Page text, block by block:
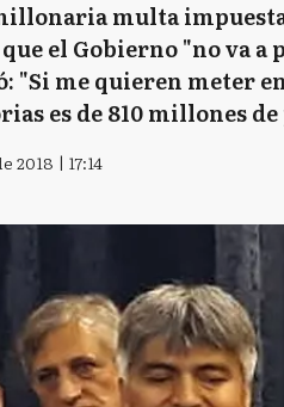
multa
el Gobierno "no va a
"Si me quieren meter
es de 810 millones de
2018 | 17:14